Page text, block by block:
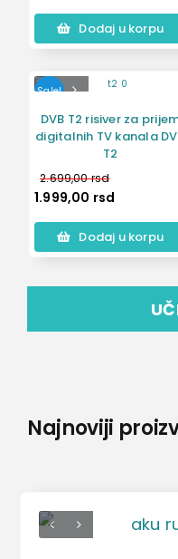
Ocenjeno
5.00 od 5 na
osnovu
1
Dodaj u korpu
Sale!
DVB T2 risiver za
digitalnih TV kanala
T2
2.699,00rsd
1.999,00 rsd
Dodaj u korpu
Najnoviji